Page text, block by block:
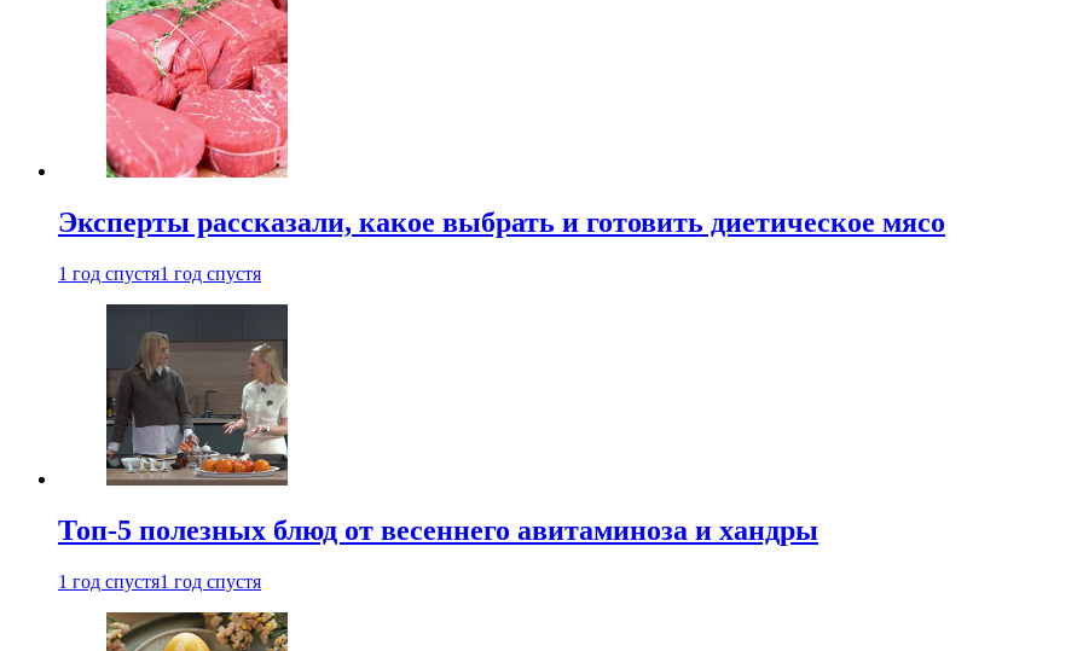
Эксперты рассказали, какое выбрать и готовить диетическое мясо
1 год спустя1 год спустя
Топ-5 полезных блюд от весеннего авитаминоза и хандры
1 год спустя1 год спустя